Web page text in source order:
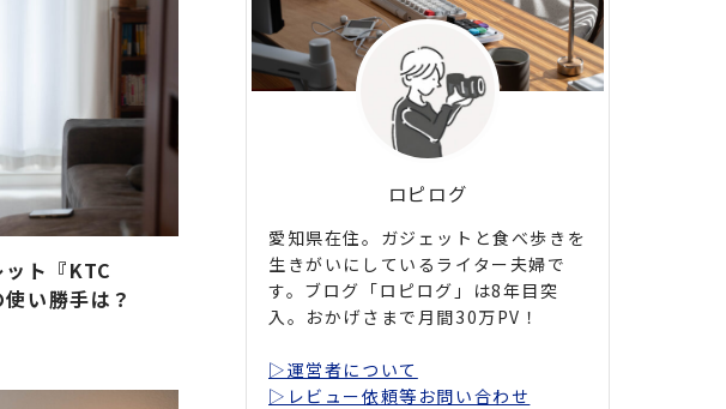
ト『KTC
い勝手は？
ロピログ
愛知県在住。ガジェットと食べ歩きを
生きがいにしているライター夫婦で
す。ブログ「ロピログ」は8年目突
入。おかげさまで月間30万PV！
▷運営者について
▷レビュー依頼等お問い合わせ